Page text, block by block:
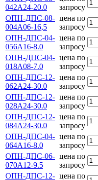
042А24-20.0
запросу
ОПН-ДПС-08-
004А06-16,5
цена по
запросу
ОПН-ДПС-04-
056А16-8.0
цена по
запросу
ОПН-ДПС-04-
018А08-7.0
цена по
запросу
ОПН-ДПС-12-
062А24-30.0
цена по
запросу
ОПН-ДПС-12-
028А24-30.0
цена по
запросу
ОПН-ДПС-12-
084А24-30.0
цена по
запросу
ОПН-ДПС-04-
064А16-8.0
цена по
запросу
ОПН-ДПС-06-
070А12-9.5
цена по
запросу
ОПН-ДПС-12- цена по